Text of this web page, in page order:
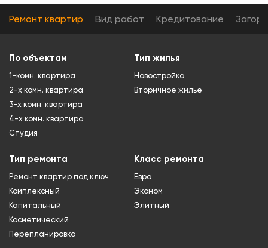
Ремонт квартир Вид работ Кредитование
По объектам
1-комн. квартира
2-х комн. квартира
3-х комн. квартира
4-х комн. квартира
Студия
Тип жилья
Новостройка
Вторичное жилье
Тип ремонта
Ремонт квартир под ключ
Комплексный
Капитальный
Косметический
Перепланировка
Класс ремонта
Евро
Эконом
Элитный